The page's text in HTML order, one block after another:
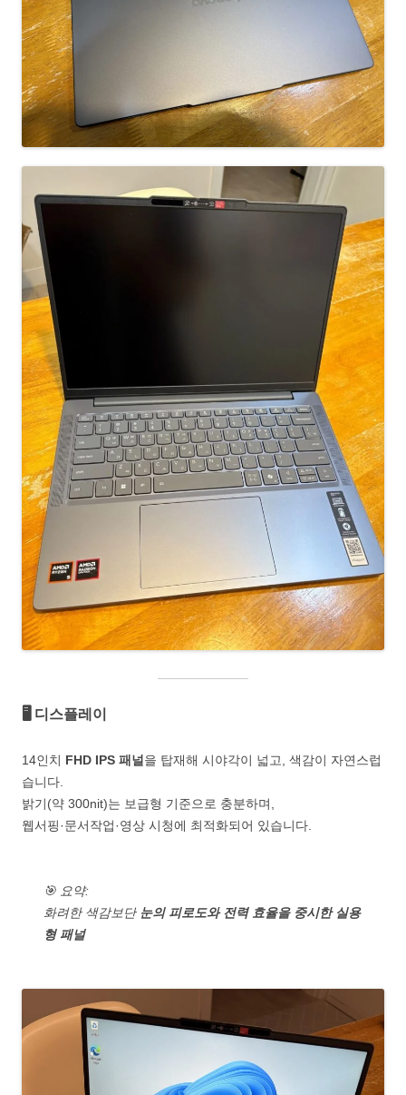
🖥️ 디스플레이
14인치 FHD IPS 패널을 탑재해 시야각이 넓고, 색감이 자연스럽
습니다.
밝기(약 300nit)는 보급형 기준으로 충분하며,
웹서핑·문서작업·영상 시청에 최적화되어 있습니다.
🎯 요약:
화려한 색감보단 눈의 피로도와 전력 효율을 중시한 실용
형 패널